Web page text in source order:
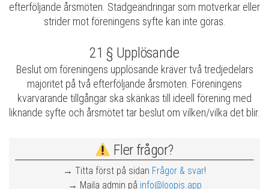
efterföljande årsmöten. Stadgeändringar som motverkar eller
strider mot föreningens syfte kan inte göras.
21 § Upplösande
Beslut om föreningens upplösande kräver två tredjedelars
majoritet på två efterföljande årsmöten. Föreningens
kvarvarande tillgångar ska skänkas till ideell förening med
liknande syfte och årsmötet tar beslut om vilken/vilka det blir.
Fler frågor?
→ Titta först på sidan Frågor & svar!
→ Maila admin på info@loopis.app